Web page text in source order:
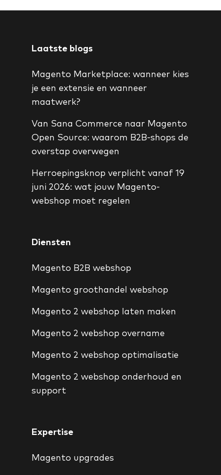
Laatste blogs
Magento Marketplace: wanneer kies
je een extensie en wanneer
maatwerk?
Van Sana Commerce naar Magento
Open Source: waarom B2B-shops de
overstap overwegen
Herroepingsknop verplicht vanaf 19
juni 2026: wat jouw Magento-
webshop moet regelen
Diensten
Magento B2B webshop
Magento groothandel webshop
Magento 2 webshop laten maken
Magento 2 webshop overname
Magento 2 webshop optimalisatie
Magento 2 webshop onderhoud en
support
Expertise
Magento upgrades